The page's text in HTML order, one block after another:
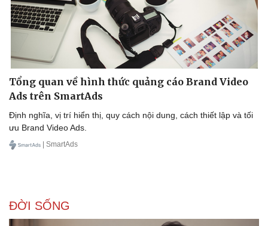
Tổng quan về hình thức quảng cáo Brand Video
Ads trên SmartAds
Định nghĩa, vị trí hiển thị, quy cách nội dung, cách thiết lập và tối
ưu Brand Video Ads.
| SmartAds
ĐỜI SỐNG